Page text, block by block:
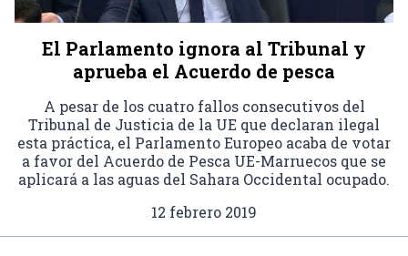
El Parlamento ignora al Tribunal y
aprueba el Acuerdo de pesca
A pesar de los cuatro fallos consecutivos del
Tribunal de Justicia de la UE que declaran ilegal
esta práctica, el Parlamento Europeo acaba de votar
a favor del Acuerdo de Pesca UE-Marruecos que se
aplicará a las aguas del Sahara Occidental ocupado.
12 febrero 2019